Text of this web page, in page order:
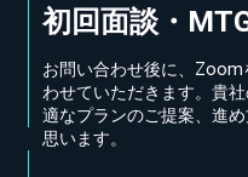
初回面談・
お問い合わせ後に、
わせていただきます。貴
適なプランのご提案、進
思います。